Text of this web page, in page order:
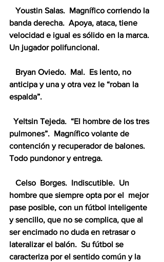
banda derecha.  Apoya, ataca, tiene
velocidad e igual es sólido en la marca.
Un jugador polifuncional.
anticipa y una y otra vez le “roban la
espalda”.
pulmones”.  Magnífico volante de
contención y recuperador de balones.
Todo pundonor y entrega.
hombre que siempre opta por el  mejor
pase posible, con un fútbol inteligente
y sencillo, que no se complica, que al
ser encimado no duda en retrasar o
lateralizar el balón.  Su fútbol se
caracteriza por el sentido común y la